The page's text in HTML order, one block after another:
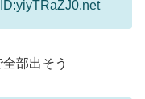
部出そう